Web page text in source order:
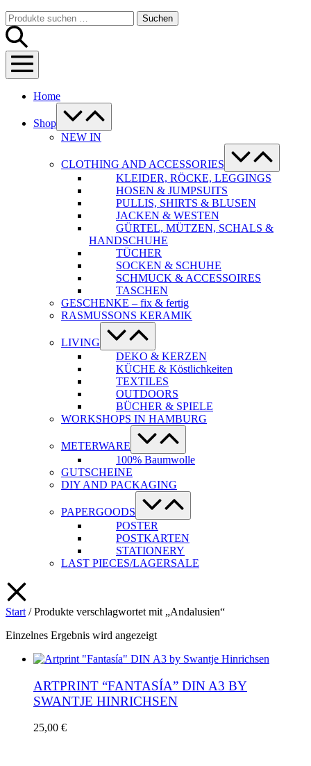
Suche-
Schalter
Suchen
nach:
Suchen
Menü-
Schalter
Home
Shop
Menü-
Schalter
NEW IN
CLOTHING AND ACCESSORIES
Menü-
Schalter
KLEIDER, RÖCKE, LEGGINGS
HOSEN & JUMPSUITS
PULLIS, SHIRTS & BLUSEN
JACKEN & WESTEN
GÜRTEL, MÜTZEN, SCHALS &
HANDSCHUHE
TÜCHER
SOCKEN & SCHUHE
SCHMUCK & ACCESSOIRES
TASCHEN
GESCHENKE – fix & fertig
RASMUSSONS KERAMIK
LIVING
Menü-
Schalter
DEKO & KERZEN
KÜCHE & Köstlichkeiten
TEXTILES
OUTDOORS
BÜCHER & SPIELE
WORKSHOPS IN HAMBURG
METERWARE
Menü-
Schalter
100% Baumwolle
GUTSCHEINE
DIY AND PACKAGING
PAPERGOODS
Menü-
Schalter
POSTER
POSTKARTEN
STATIONERY
LAST PIECES/LAGERSALE
Start / Produkte verschlagwortet mit „Andalusien“
Einzelnes Ergebnis wird angezeigt
ARTPRINT “FANTASÍA” DIN A3 BY
SWANTJE HINRICHSEN
25,00 €